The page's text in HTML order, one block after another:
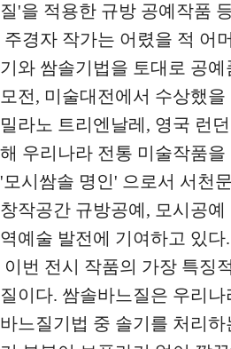
질'을 적용한 규방 공예작품
주경자 작가는 어렸을 적 어
기와 쌈솔기법을 토대로 공
모전, 미술대전에서 수상했을
밀라노 트리엔날레, 영국 런
해 우리나라 전통 미술작품
'모시쌈솔 명인' 으로서 서천
창작공간 규방공예, 모시공예
역예술 발전에 기여하고 있다.
이번 전시 작품의 가장 특징
질이다. 쌈솔바느질은 우리나
바느질기법 중 솔기를 처리